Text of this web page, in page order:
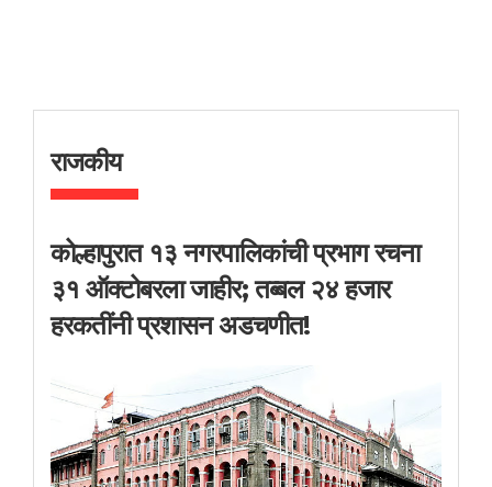
राजकीय
कोल्हापुरात १३ नगरपालिकांची प्रभाग रचना
३१ ऑक्टोबरला जाहीर; तब्बल २४ हजार
हरकतींनी प्रशासन अडचणीत!